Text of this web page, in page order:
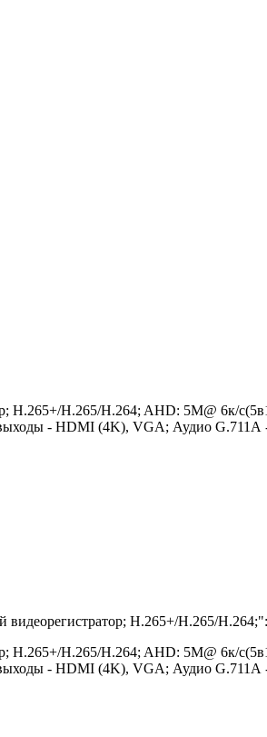
H.265+/H.265/H.264; AHD: 5M@ 6к/
- HDMI (4K), VGA; Аудио
H.265+/H.265/H.264;":
H.265+/H.265/H.264; AHD: 5M@ 6к/
- HDMI (4K), VGA; Аудио